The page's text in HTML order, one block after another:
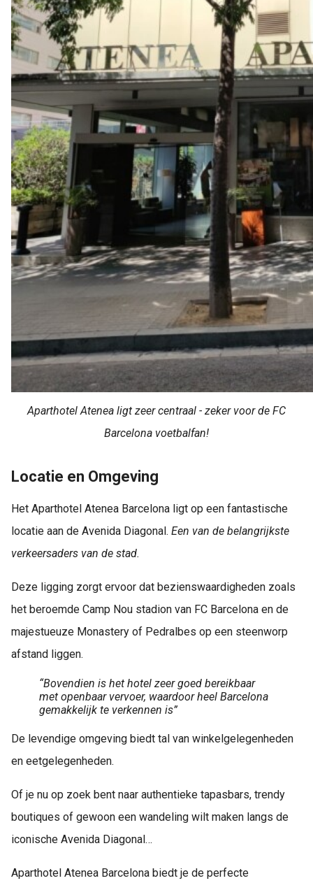
Aparthotel Atenea ligt zeer centraal - zeker voor de FC
Barcelona voetbalfan!
Locatie en Omgeving
Het Aparthotel Atenea Barcelona ligt op een fantastische
locatie aan de Avenida Diagonal. Een van de belangrijkste
verkeersaders van de stad.
Deze ligging zorgt ervoor dat bezienswaardigheden zoals
het beroemde Camp Nou stadion van FC Barcelona en de
majestueuze Monastery of Pedralbes op een steenworp
afstand liggen.
“Bovendien is het hotel zeer goed bereikbaar
met openbaar vervoer, waardoor heel Barcelona
gemakkelijk te verkennen is”
De levendige omgeving biedt tal van winkelgelegenheden
en eetgelegenheden.
Of je nu op zoek bent naar authentieke tapasbars, trendy
boutiques of gewoon een wandeling wilt maken langs de
iconische Avenida Diagonal…
Aparthotel Atenea Barcelona biedt je de perfecte